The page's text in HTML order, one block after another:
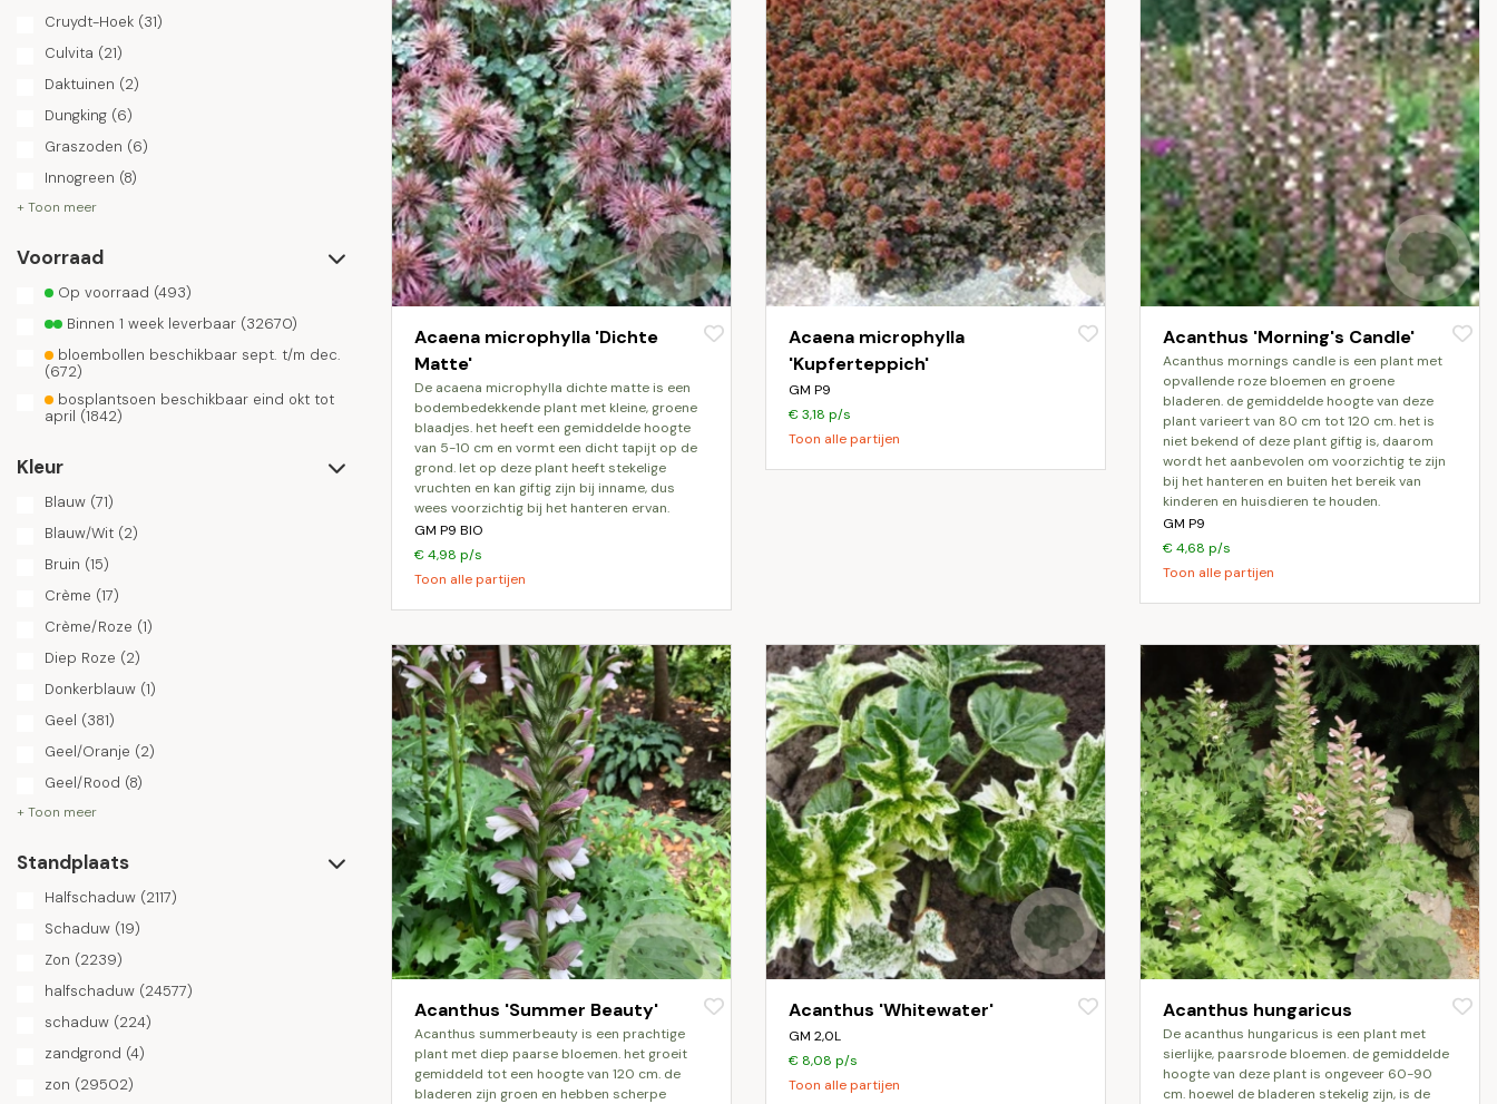
Cruydt-Hoek (31)
Culvita (21)
Daktuinen (2)
Dungking (6)
Graszoden (6)
Innogreen (8)
+ Toon meer
Voorraad
Op voorraad (493)
Binnen 1 week leverbaar (32670)
bloembollen beschikbaar sept. t/m dec.
(672)
bosplantsoen beschikbaar eind okt tot
april (1842)
Kleur
Blauw (71)
Blauw/Wit (2)
Bruin (15)
Crème (17)
Crème/Roze (1)
Diep Roze (2)
Donkerblauw (1)
Geel (381)
Geel/Oranje (2)
Geel/Rood (8)
+ Toon meer
Standplaats
Halfschaduw (2117)
Schaduw (19)
Zon (2239)
halfschaduw (24577)
schaduw (224)
zandgrond (4)
zon (29502)
Acaena microphylla 'Dichte
Matte'
de acaena microphylla dichte matte is een
bodembedekkende plant met kleine, groene
blaadjes. het heeft een gemiddelde hoogte
van 5-10 cm en vormt een dicht tapijt op de
grond. let op deze plant heeft stekelige
vruchten en kan giftig zijn bij inname, dus
wees voorzichtig bij het hanteren ervan.
GM P9 BIO
€ 4,98 p/s
Toon alle partijen
Acaena microphylla
'Kupferteppich'
GM P9
€ 3,18 p/s
Toon alle partijen
Acanthus 'Morning's Candle'
acanthus mornings candle is een plant met
opvallende roze bloemen en groene
bladeren. de gemiddelde hoogte van deze
plant varieert van 80 cm tot 120 cm. het is
niet bekend of deze plant giftig is, daarom
wordt het aanbevolen om voorzichtig te zijn
bij het hanteren en buiten het bereik van
kinderen en huisdieren te houden.
GM P9
€ 4,68 p/s
Toon alle partijen
Acanthus 'Summer Beauty'
acanthus summerbeauty is een prachtige
plant met diep paarse bloemen. het groeit
gemiddeld tot een hoogte van 120 cm. de
bladeren zijn groen en hebben scherpe
Acanthus 'Whitewater'
GM 2,0L
€ 8,08 p/s
Toon alle partijen
Acanthus hungaricus
de acanthus hungaricus is een plant met
sierlijke, paarsrode bloemen. de gemiddelde
hoogte van deze plant is ongeveer 60-90
cm. hoewel de bladeren stekelig zijn, is de